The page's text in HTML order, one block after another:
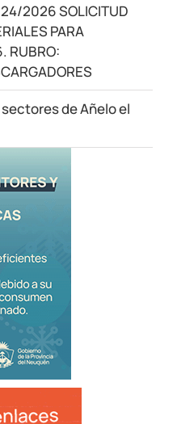
24/2026 SOLICITUD
PARA
RUBRO:
de Añelo el